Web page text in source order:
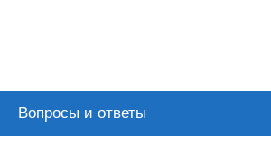
Вопросы и ответы